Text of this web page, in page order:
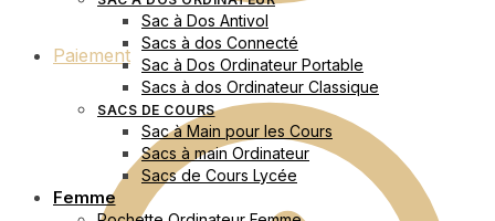
Paiement
Sac à Dos Antivol
Sacs à dos Connecté
Sac à Dos Ordinateur Portable
Sacs à dos Ordinateur Classique
SACS DE COURS
Sac à Main pour les Cours
Sacs à main Ordinateur
Sacs de Cours Lycée
Femme